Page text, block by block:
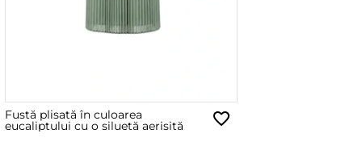
Fustă plisată în culoarea
eucaliptului cu o siluetă aerisită